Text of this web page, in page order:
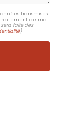
transmises
de ma
faite des
)